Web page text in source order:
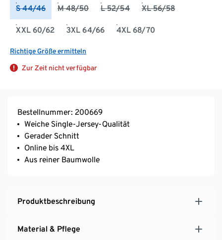
S 44/46 M 48/50 L 52/54 XL 56/58
XXL 60/62 3XL 64/66 4XL 68/70
Richtige Größe ermitteln
Zur Zeit nicht verfügbar
Bestellnummer: 200669
Weiche Single-Jersey-Qualität
Gerader Schnitt
Online bis 4XL
Aus reiner Baumwolle
Produktbeschreibung
Material & Pflege